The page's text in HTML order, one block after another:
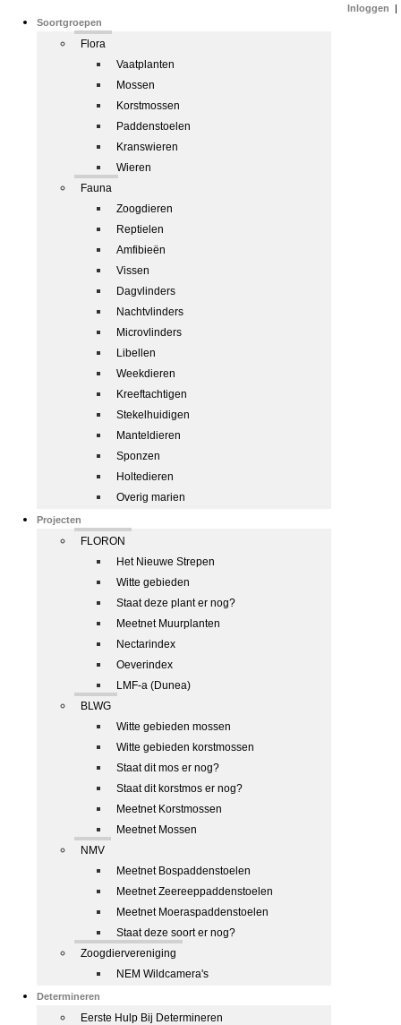
Soortgroepen
Flora
Vaatplanten
Mossen
Korstmossen
Paddenstoelen
Kranswieren
Wieren
Fauna
Zoogdieren
Reptielen
Amfibieën
Vissen
Dagvlinders
Nachtvlinders
Microvlinders
Libellen
Weekdieren
Kreeftachtigen
Stekelhuidigen
Manteldieren
Sponzen
Holtedieren
Overig marien
Projecten
FLORON
Het Nieuwe Strepen
Witte gebieden
Staat deze plant er nog?
Meetnet Muurplanten
Nectarindex
Oeverindex
LMF-a (Dunea)
BLWG
Witte gebieden mossen
Witte gebieden korstmossen
Staat dit mos er nog?
Staat dit korstmos er nog?
Meetnet Korstmossen
Meetnet Mossen
NMV
Meetnet Bospaddenstoelen
Meetnet Zeereeppaddenstoelen
Meetnet Moeraspaddenstoelen
Staat deze soort er nog?
Zoogdiervereniging
NEM Wildcamera's
Determineren
Eerste Hulp Bij Determineren
Inloggen |